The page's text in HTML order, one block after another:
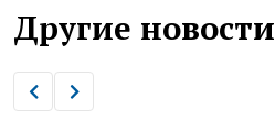
Другие новости